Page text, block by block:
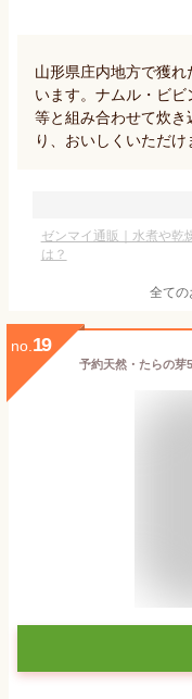
山形県庄内地方で獲
います。ナムル・ビ
等と組み合わせて炊
り、おいしくいただけ
ゼンマイ通販｜水煮や乾
は？
全ての
no. 19